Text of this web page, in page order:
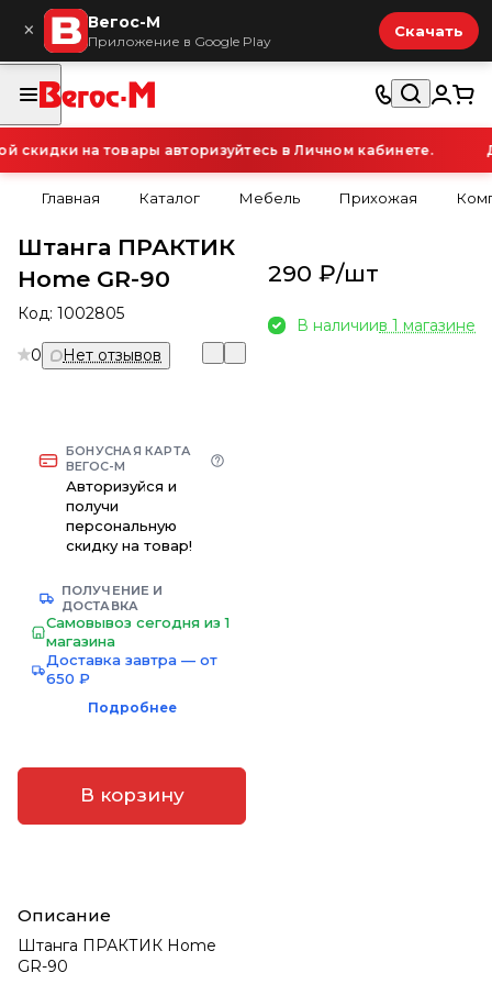
× Вегос-М
Приложение в Google Play
Скачать
на товары авторизуйтесь в Личном кабинете.
Главная Каталог Мебель Прихожая
Штанга ПРАКТИК
Home GR-90
Код: 1002805
0 Нет отзывов
БОНУСНАЯ КАРТА
ВЕГОС-М
Авторизуйся и
получи
персональную
скидку на товар!
ПОЛУЧЕНИЕ И
ДОСТАВКА
Самовывоз сегодня из 1
магазина
Доставка завтра — от
650 ₽
Подробнее
В корзину
Описание
Штанга ПРАКТИК Home
GR-90
290 ₽/шт
В наличиив 1 магазине